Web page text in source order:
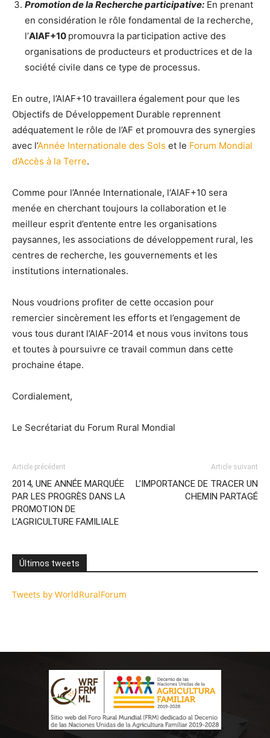
Promotion de la Recherche participative: En prenant
en considération le rôle fondamental de la recherche,
l’AIAF+10 promouvra la participation active des
organisations de producteurs et productrices et de la
société civile dans ce type de processus.
En outre, l’AIAF+10 travaillera également pour que les
Objectifs de Développement Durable reprennent
adéquatement le rôle de l’AF et promouvra des synergies
avec l’Année Internationale des Sols et le Forum Mondial
d’Accès à la Terre.
Comme pour l’Année Internationale, l‘AIAF+10 sera
menée en cherchant toujours la collaboration et le
meilleur esprit d’entente entre les organisations
paysannes, les associations de développement rural, les
centres de recherche, les gouvernements et les
institutions internationales.
Nous voudrions profiter de cette occasion pour
remercier sincèrement les efforts et l’engagement de
vous tous durant l’AIAF-2014 et nous vous invitons tous
et toutes à poursuivre ce travail commun dans cette
prochaine étape.
Cordialement,
Le Secrétariat du Forum Rural Mondial
Article précédent
2014, UNE ANNÉE MARQUÉE
PAR LES PROGRÈS DANS LA
PROMOTION DE
L’AGRICULTURE FAMILIALE
Article suivant
L’IMPORTANCE DE TRACER UN
CHEMIN PARTAGÉ
Últimos tweets
Tweets by WorldRuralForum